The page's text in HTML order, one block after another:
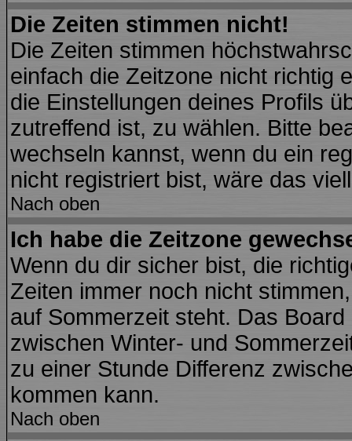
Die Zeiten stimmen nicht!
Die Zeiten stimmen
einfach die Zeitzone nicht richtig
die Einstellungen deines Profils
zutreffend ist, zu wählen. Bitte
wechseln kannst, wenn du ein
nicht registriert bist, wäre das
Nach oben
Ich habe die Zeitzone
Wenn du dir sicher bist, die
Zeiten immer noch nicht
auf Sommerzeit steht. Das
zwischen Winter- und
zu einer Stunde Differenz
kommen kann.
Nach oben